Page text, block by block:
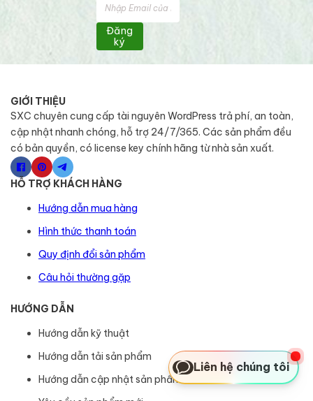
Đăng
ký
GIỚI THIỆU
SXC chuyên cung cấp tài nguyên WordPress trả phí, an toàn,
cập nhật nhanh chóng, hỗ trợ 24/7/365. Các sản phẩm đều
có bản quyền, có license key chính hãng từ nhà sản xuất.
HỖ TRỢ KHÁCH HÀNG
Hướng dẫn mua hàng
Hình thức thanh toán
Quy định đổi sản phẩm
Câu hỏi thường gặp
HƯỚNG DẪN
Hướng dẫn kỹ thuật
Hướng dẫn tải sản phẩm
Hướng dẫn cập nhật sản phẩm
Liên hệ chúng tôi